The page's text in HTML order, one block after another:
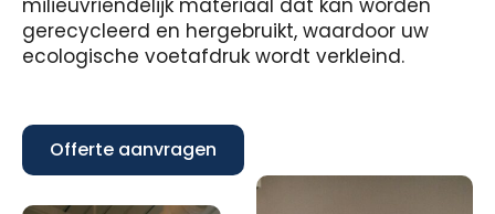
milieuvriendelijk materiaal dat kan worden
gerecycleerd en hergebruikt, waardoor uw
ecologische voetafdruk wordt verkleind.
Offerte aanvragen